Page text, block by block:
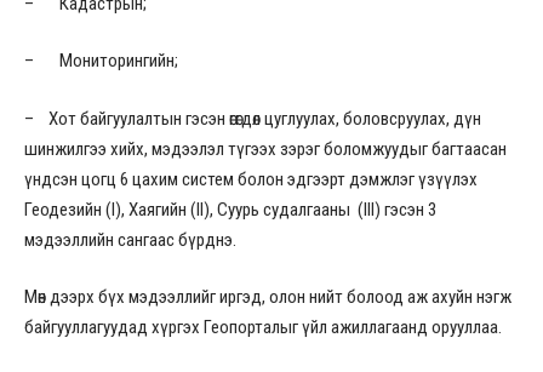
– Мониторингийн;
– Хот байгуулалтын гэсэн өгөгдөл цуглуулах, боловсруулах, дүн
шинжилгээ хийх, мэдээлэл түгээх зэрэг боломжуудыг багтаасан
үндсэн цогц 6 цахим систем болон эдгээрт дэмжлэг үзүүлэх
Геодезийн (I), Хаягийн (II), Суурь судалгааны (III) гэсэн 3
мэдээллийн сангаас бүрднэ.
Мөн дээрх бүх мэдээллийг иргэд, олон нийт болоод аж ахуйн нэгж
байгууллагуудад хүргэх Геопорталыг үйл ажиллагаанд орууллаа.